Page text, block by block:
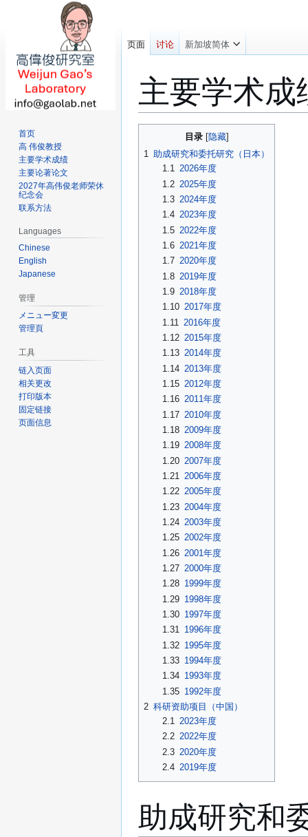
主要学术成
目录
1 助成研究和委托研究（日本）
1.1 2026年度
1.2 2025年度
1.3 2024年度
1.4 2023年度
1.5 2022年度
1.6 2021年度
1.7 2020年度
1.8 2019年度
1.9 2018年度
1.10 2017年度
1.11
2016年度
1.12 2015年度
1.13 2014年度
1.14 2013年度
1.15 2012年度
1.16 2011年度
1.17 2010年度
1.18 2009年度
1.19 2008年度
1.20 2007年度
1.21 2006年度
1.22 2005年度
1.23 2004年度
1.24 2003年度
1.25 2002年度
1.26 2001年度
1.27 2000年度
1.28 1999年度
1.29 1998年度
1.30 1997年度
1.31 1996年度
1.32 1995年度
1.33 1994年度
1.34 1993年度
1.35 1992年度
2 科研资助项目（中国）
2.1
2023年度
2.2 2022年度
2.3 2020年度
2.4 2019年度
助成研究和
页面 讨论 新加坡简体
首页
高 伟俊教授
主要学术成绩
主要论著论文
2027年高伟俊老师荣休
纪念会
联系方法
Languages
Chinese
English
Japanese
管理
メニュー変更
管理頁
工具
链入页面
相关更改
打印版本
固定链接
页面信息